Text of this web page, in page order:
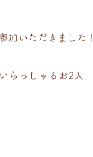
加いただきました！
らっしゃるお2人